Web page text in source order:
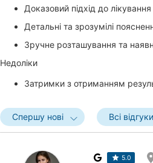
Доказовий підхід до
Детальні та зрозумілі
Зручне розташування та
Недоліки
Затримки з отриманням
Спершу нові Всі відгуки
5.0